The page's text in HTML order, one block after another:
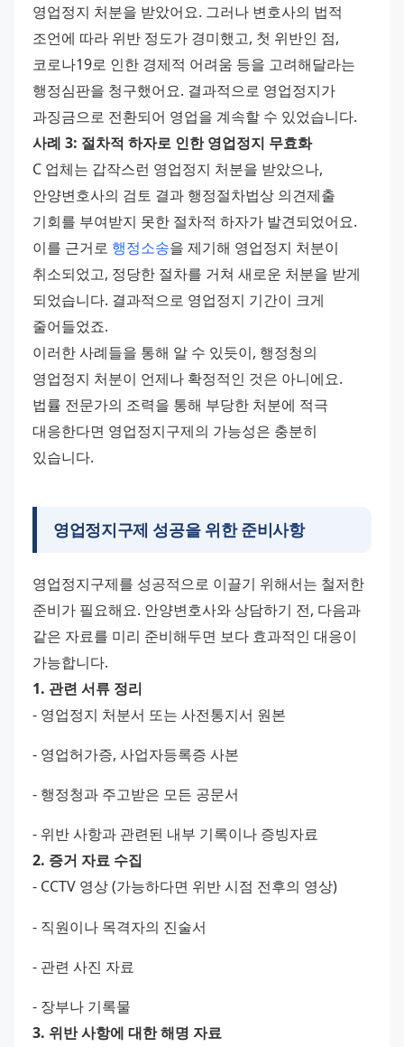
영업정지 처분을 받았어요. 그러나 변호사의 법적
조언에 따라 위반 정도가 경미했고, 첫 위반인 점,
코로나19로 인한 경제적 어려움 등을 고려해달라는
행정심판을 청구했어요. 결과적으로 영업정지가
과징금으로 전환되어 영업을 계속할 수 있었습니다.
사례 3: 절차적 하자로 인한 영업정지 무효화
C 업체는 갑작스런 영업정지 처분을 받았으나,
안양변호사의 검토 결과 행정절차법상 의견제출
기회를 부여받지 못한 절차적 하자가 발견되었어요.
이를 근거로 행정소송을 제기해 영업정지 처분이
취소되었고, 정당한 절차를 거쳐 새로운 처분을 받게
되었습니다. 결과적으로 영업정지 기간이 크게
줄어들었죠.
이러한 사례들을 통해 알 수 있듯이, 행정청의
영업정지 처분이 언제나 확정적인 것은 아니에요.
법률 전문가의 조력을 통해 부당한 처분에 적극
대응한다면 영업정지구제의 가능성은 충분히
있습니다.
영업정지구제 성공을 위한 준비사항
영업정지구제를 성공적으로 이끌기 위해서는 철저한
준비가 필요해요. 안양변호사와 상담하기 전, 다음과
같은 자료를 미리 준비해두면 보다 효과적인 대응이
가능합니다.
1. 관련 서류 정리
- 영업정지 처분서 또는 사전통지서 원본
- 영업허가증, 사업자등록증 사본
- 행정청과 주고받은 모든 공문서
- 위반 사항과 관련된 내부 기록이나 증빙자료
2. 증거 자료 수집
- CCTV 영상 (가능하다면 위반 시점 전후의 영상)
- 직원이나 목격자의 진술서
- 관련 사진 자료
- 장부나 기록물
3. 위반 사항에 대한 해명 자료